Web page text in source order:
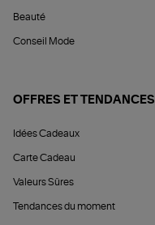
Beauté
Conseil Mode
OFFRES ET TENDANCES
Idées Cadeaux
Carte Cadeau
Valeurs Sûres
Tendances du moment